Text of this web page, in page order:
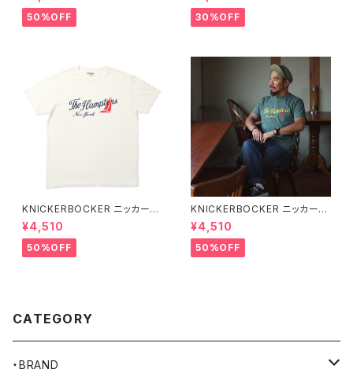
50%OFF
irt 半袖Tシャツ 全3色
30%OFF
KNICKERBOCKER ニッカーボ
ッカー MILK ハンプトン Tシャ
ツ
¥4,510
50%OFF
KNICKERBOCKER ニッカーボ
ッカー GREEN ハンプトン Tシ
ャツ
¥4,510
50%OFF
CATEGORY
・BRAND